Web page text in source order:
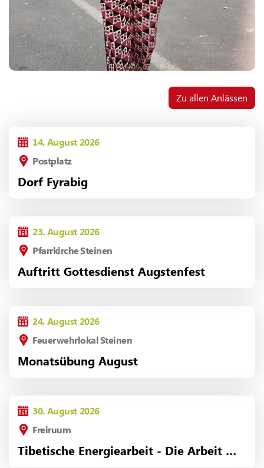
Zu allen Anlässen
14. August 2026
Dorf Fyrabig
Postplatz
23. August 2026
Auftritt Gottesdienst Augstenfest
Pfarrkirche Steinen
24. August 2026
Monatsübung August
Feuerwehrlokal Steinen
30. August 2026
Tibetische Energiearbeit - Die Arbeit mit
Freiruum